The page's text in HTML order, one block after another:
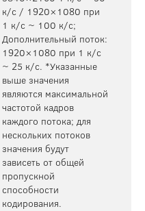
к/с / 1920×1080 при
1 к/с ~ 100 к/с;
Дополнительный поток:
1920×1080 при 1 к/с
~ 25 к/с. *Указанные
выше значения
являются максимальной
частотой кадров
каждого потока; для
нескольких потоков
значения будут
зависеть от общей
пропускной
способности
кодирования.